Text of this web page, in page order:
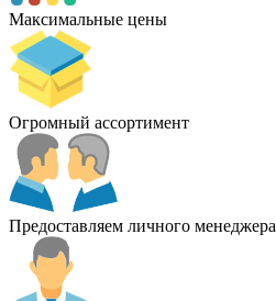
Максимальные цены
Огромный ассортимент
Предоставляем личного менеджера